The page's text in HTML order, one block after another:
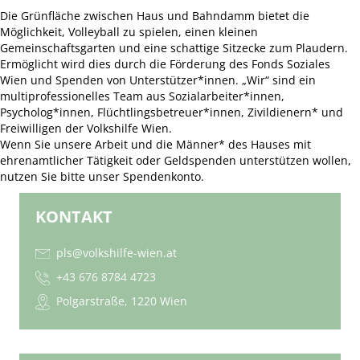
Die Grünfläche zwischen Haus und Bahndamm bietet die
Möglichkeit, Volleyball zu spielen, einen kleinen
Gemeinschaftsgarten und eine schattige Sitzecke zum Plaudern.
Ermöglicht wird dies durch die Förderung des Fonds Soziales
Wien und Spenden von Unterstützer*innen. „Wir“ sind ein
multiprofessionelles Team aus Sozialarbeiter*innen,
Psycholog*innen, Flüchtlingsbetreuer*innen, Zivildienern* und
Freiwilligen der Volkshilfe Wien.
Wenn Sie unsere Arbeit und die Männer* des Hauses mit
ehrenamtlicher Tätigkeit oder Geldspenden unterstützen wollen,
nutzen Sie bitte unser Spendenkonto.
KONTAKT
pls@volkshilfe-wien.at
+43 676 8784 4723
Polgarstraße, 1220 Wien